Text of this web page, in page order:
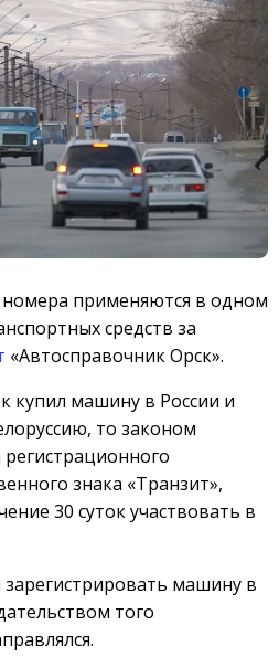
применяются в одном
средств за
«Автосправочник Орск».
купил машину в России и
то законом
знака «Транзит»,
30 суток участвовать в
машину в
того